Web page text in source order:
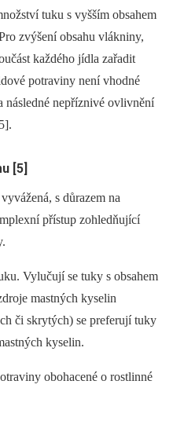
tuku s vyšším obsahem
zvýšení obsahu vlákniny,
každého jídla zařadit
potraviny není vhodné
následné nepříznivé ovlivnění
[5]
s důrazem na
přístup zohledňující
Vylučují se tuky s obsahem
mastných kyselin
či skrytých) se preferují tuky
kyselin.
obohacené o rostlinné